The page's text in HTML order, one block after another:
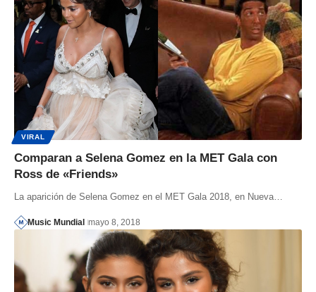
VIRAL
Comparan a Selena Gomez en la MET Gala con
Ross de «Friends»
La aparición de Selena Gomez en el MET Gala 2018, en Nueva…
Music Mundial mayo 8, 2018